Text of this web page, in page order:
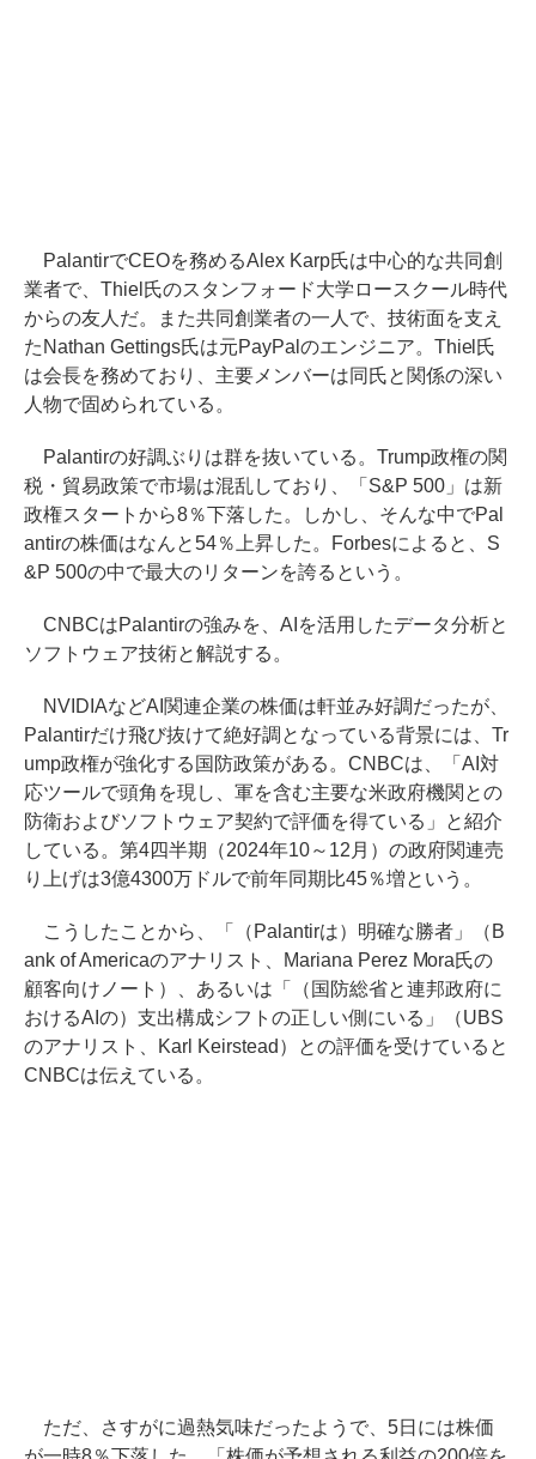
PalantirでCEOを務めるAlex Karp氏は中心的な共同創
業者で、Thiel氏のスタンフォード大学ロースクール時代
からの友人だ。また共同創業者の一人で、技術面を支え
たNathan Gettings氏は元PayPalのエンジニア。Thiel氏
は会長を務めており、主要メンバーは同氏と関係の深い
人物で固められている。
Palantirの好調ぶりは群を抜いている。Trump政権の関
税・貿易政策で市場は混乱しており、「S&P 500」は新
政権スタートから8％下落した。しかし、そんな中でPal
antirの株価はなんと54％上昇した。Forbesによると、S
&P 500の中で最大のリターンを誇るという。
CNBCはPalantirの強みを、AIを活用したデータ分析と
ソフトウェア技術と解説する。
NVIDIAなどAI関連企業の株価は軒並み好調だったが、
Palantirだけ飛び抜けて絶好調となっている背景には、Tr
ump政権が強化する国防政策がある。CNBCは、「AI対
応ツールで頭角を現し、軍を含む主要な米政府機関との
防衛およびソフトウェア契約で評価を得ている」と紹介
している。第4四半期（2024年10～12月）の政府関連売
り上げは3億4300万ドルで前年同期比45％増という。
こうしたことから、「（Palantirは）明確な勝者」（B
ank of Americaのアナリスト、Mariana Perez Mora氏の
顧客向けノート）、あるいは「（国防総省と連邦政府に
おけるAIの）支出構成シフトの正しい側にいる」（UBS
のアナリスト、Karl Keirstead）との評価を受けていると
CNBCは伝えている。
ただ、さすがに過熱気味だったようで、5日には株価